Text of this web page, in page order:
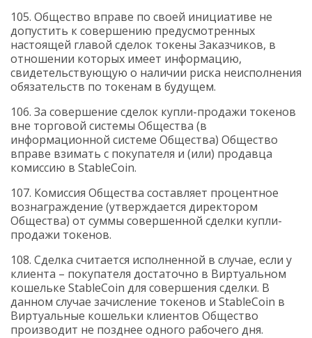
105. Общество вправе по своей инициативе не
допустить к совершению предусмотренных
настоящей главой сделок токены Заказчиков, в
отношении которых имеет информацию,
свидетельствующую о наличии риска неисполнения
обязательств по токенам в будущем.
106. За совершение сделок купли-продажи токенов
вне торговой системы Общества (в
информационной системе Общества) Общество
вправе взимать с покупателя и (или) продавца
комиссию в StableCoin.
107. Комиссия Общества составляет процентное
вознаграждение (утверждается директором
Общества) от суммы совершенной сделки купли-
продажи токенов.
108. Сделка считается исполненной в случае, если у
клиента – покупателя достаточно в Виртуальном
кошельке StableCoin для совершения сделки. В
данном случае зачисление токенов и StableCoin в
Виртуальные кошельки клиентов Общество
производит не позднее одного рабочего дня.